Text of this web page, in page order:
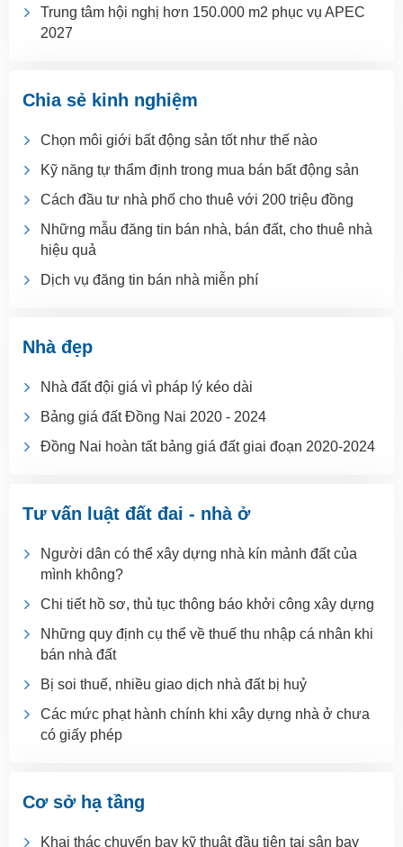
Trung tâm hội nghị hơn 150.000 m2 phục vụ APEC
2027
Chia sẻ kinh nghiệm
Chọn môi giới bất động sản tốt như thế nào
Kỹ năng tự thẩm định trong mua bán bất động sản
Cách đầu tư nhà phố cho thuê với 200 triệu đồng
Những mẫu đăng tin bán nhà, bán đất, cho thuê nhà
hiệu quả
Dịch vụ đăng tin bán nhà miễn phí
Nhà đẹp
Nhà đất đội giá vì pháp lý kéo dài
Bảng giá đất Đồng Nai 2020 - 2024
Đồng Nai hoàn tất bảng giá đất giai đoạn 2020-2024
Tư vấn luật đất đai - nhà ở
Người dân có thể xây dựng nhà kín mảnh đất của
mình không?
Chi tiết hồ sơ, thủ tục thông báo khởi công xây dựng
Những quy định cụ thể về thuế thu nhập cá nhân khi
bán nhà đất
Bị soi thuế, nhiều giao dịch nhà đất bị huỷ
Các mức phạt hành chính khi xây dựng nhà ở chưa
có giấy phép
Cơ sở hạ tầng
Khai thác chuyến bay kỹ thuật đầu tiên tại sân bay